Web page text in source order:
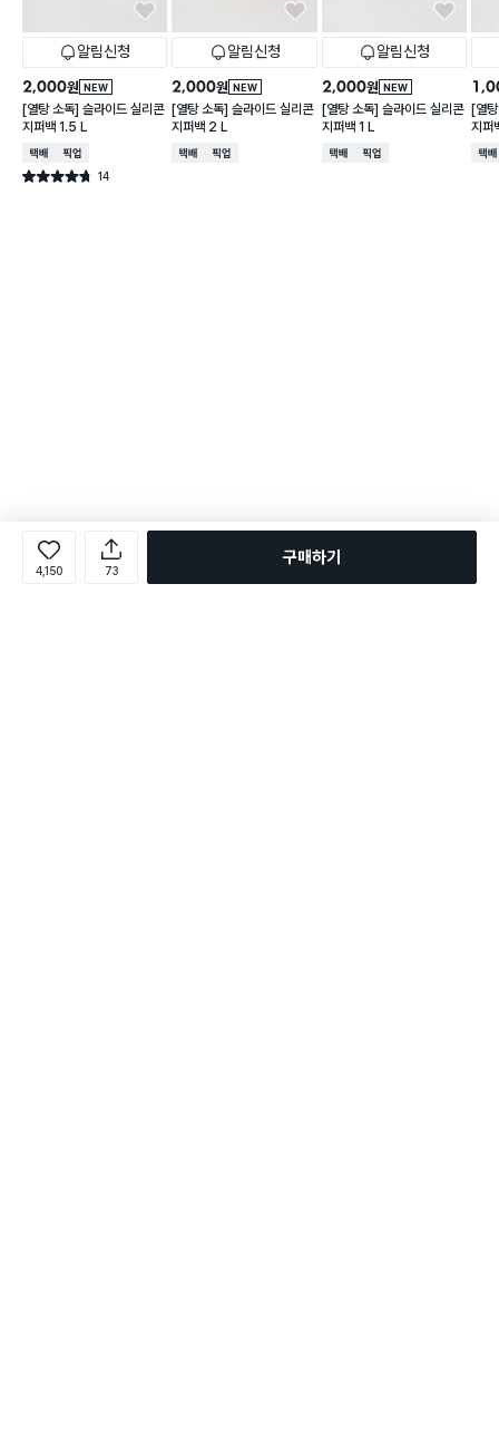
알림신청
NEW
2,000원
[열탕 소독] 슬라이드 실리콘
지퍼백 1.5 L
택배배송매장픽업
별점 4.7점 14
건 작성
알림신청
NEW
2,000원
[열탕 소독] 슬라이드 실리콘
지퍼백 2 L
택배배송매장픽업
알림신청
NEW
2,000원
[열탕 소독] 슬라이드 실리콘
지퍼백 1 L
택배배송매장픽업
[열
지
택배
4,150 73
구매하기